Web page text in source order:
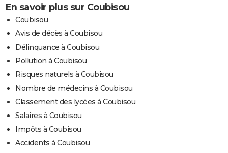
En savoir plus sur Coubisou
Coubisou
Avis de décès à Coubisou
Délinquance à Coubisou
Pollution à Coubisou
Risques naturels à Coubisou
Nombre de médecins à Coubisou
Classement des lycées à Coubisou
Salaires à Coubisou
Impôts à Coubisou
Accidents à Coubisou